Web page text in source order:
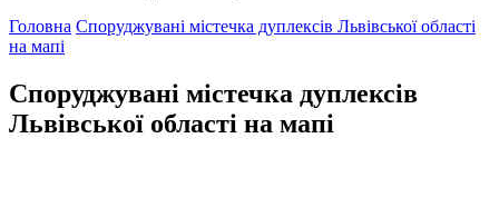
Головна Споруджувані містечка дуплексів Львівської області
на мапі
Споруджувані містечка дуплексів
Львівської області на мапі